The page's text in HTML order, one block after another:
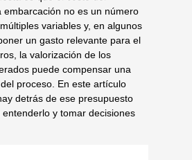
embarcación no es un número
variables y, en algunos
un gasto relevante para el
la valorización de los
puede compensar una
proceso. En este artículo
detrás de ese presupuesto
y tomar decisiones